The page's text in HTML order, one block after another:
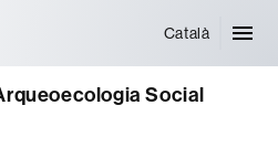
Català
Social